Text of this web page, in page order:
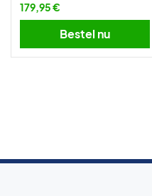
179,95 €
Bestel nu